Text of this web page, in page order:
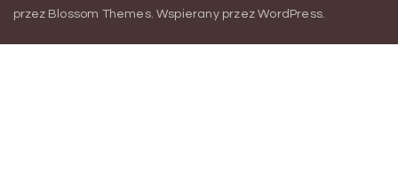
przez Blossom Themes. Wspierany przezWordPress.